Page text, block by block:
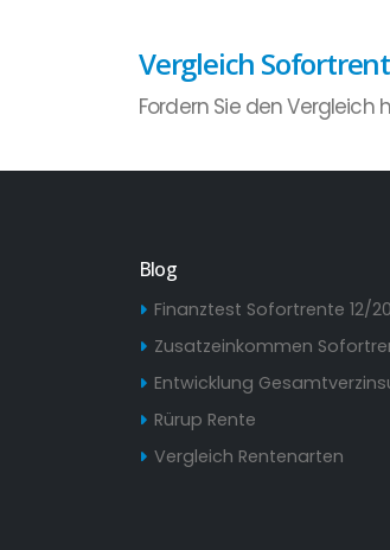
Vergleich
Fordern Sie den Vergleich
Blog
Finanztest Sofortrente 12/
Zusatzeinkommen
Entwicklung
Rürup Rente
Vergleich Rentenarten